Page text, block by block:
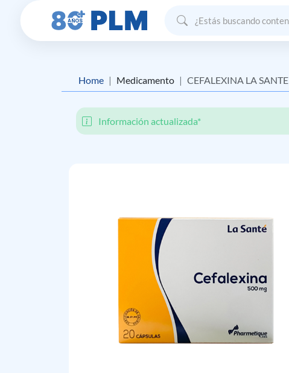
Home Medicamento CEFALEXINA LA SANTE
Información actualizada*